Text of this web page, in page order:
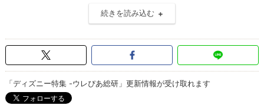
続きを読み込む
「ディズニー特集 -ウレぴあ総研」更新情報が受け取れます